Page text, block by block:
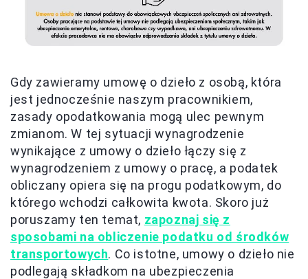
Gdy zawieramy umowę o dzieło z osobą, która
jest jednocześnie naszym pracownikiem,
zasady opodatkowania mogą ulec pewnym
zmianom. W tej sytuacji wynagrodzenie
wynikające z umowy o dzieło łączy się z
wynagrodzeniem z umowy o pracę, a podatek
obliczany opiera się na progu podatkowym, do
którego wchodzi całkowita kwota. Skoro już
poruszamy ten temat, zapoznaj się z
sposobami na obliczenie podatku od środków
transportowych. Co istotne, umowy o dzieło nie
podlegają składkom na ubezpieczenia